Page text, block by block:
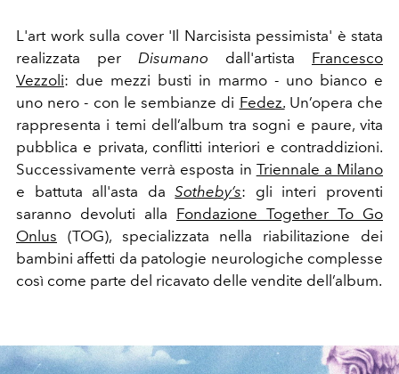
L'art work sulla cover 'Il Narcisista pessimista' è stata
realizzata per Disumano dall'artista Francesco
Vezzoli: due mezzi busti in marmo - uno bianco e
uno nero - con le sembianze di Fedez.Un’opera che
rappresenta i temi dell’album tra sogni e paure, vita
pubblica e privata, conflitti interiori e contraddizioni.
Successivamente verrà esposta in Triennale a Milano
e battuta all'asta daSotheby’s: gli interi proventi
saranno devoluti alla Fondazione Together To Go
Onlus (TOG), specializzata nella riabilitazione dei
bambini affetti da patologie neurologiche complesse
così come parte del ricavato delle vendite dell’album.